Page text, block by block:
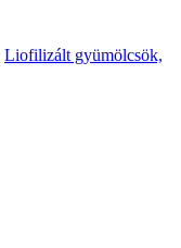
Liofilizált gyümölcsök,